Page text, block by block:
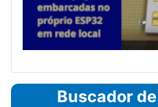
Buscador